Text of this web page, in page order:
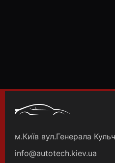
м.Київ вул.Генерала
info@autotech.kiev.ua